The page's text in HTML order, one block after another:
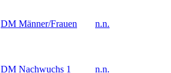
DM Männer/Frauen n.n.
DM Nachwuchs 1 n.n.